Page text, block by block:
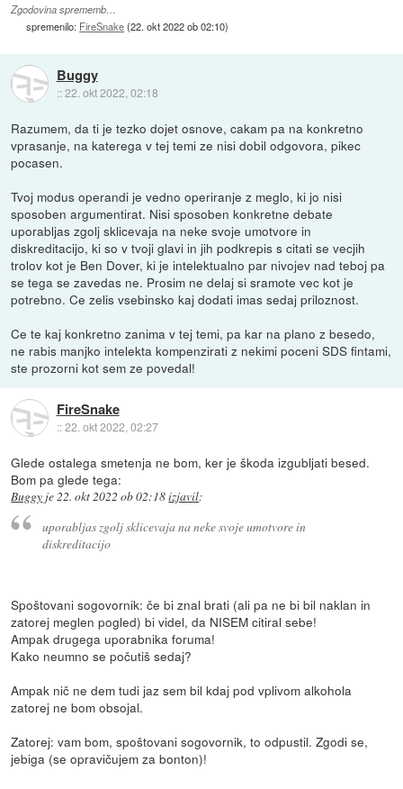
Zgodovina sprememb…
spremenilo: FireSnake(22. okt 2022 ob 02:10)
Buggy
::22. okt 2022, 02:18
Razumem, da ti je tezko dojet osnove, cakam pa na konkretno
vprasanje, na katerega v tej temi ze nisi dobil odgovora, pikec
pocasen.
Tvoj modus operandi je vedno operiranje z meglo, ki jo nisi
sposoben argumentirat. Nisi sposoben konkretne debate
uporabljas zgolj sklicevaja na neke svoje umotvore in
diskreditacijo, ki so v tvoji glavi in jih podkrepis s citati se vecjih
trolov kot je Ben Dover, ki je intelektualno par nivojev nad teboj pa
se tega se zavedas ne. Prosim ne delaj si sramote vec kot je
potrebno. Ce zelis vsebinsko kaj dodati imas sedaj priloznost.
Ce te kaj konkretno zanima v tej temi, pa kar na plano z besedo,
ne rabis manjko intelekta kompenzirati z nekimi poceni SDS fintami,
ste prozorni kot sem ze povedal!
FireSnake
::22. okt 2022, 02:27
Glede ostalega smetenja ne bom, ker je škoda izgubljati besed.
Bom pa glede tega:
Buggy je22. okt 2022 ob 02:18izjavil:
uporabljas zgolj sklicevaja na neke svoje umotvore in
diskreditacijo
Spoštovani sogovornik: če bi znal brati (ali pa ne bi bil naklan in
zatorej meglen pogled) bi videl, da NISEM citiral sebe!
Ampak drugega uporabnika foruma!
Kako neumno se počutiš sedaj?
Ampak nič ne dem tudi jaz sem bil kdaj pod vplivom alkohola
zatorej ne bom obsojal.
Zatorej: vam bom, spoštovani sogovornik, to odpustil. Zgodi se,
jebiga (se opravičujem za bonton)!